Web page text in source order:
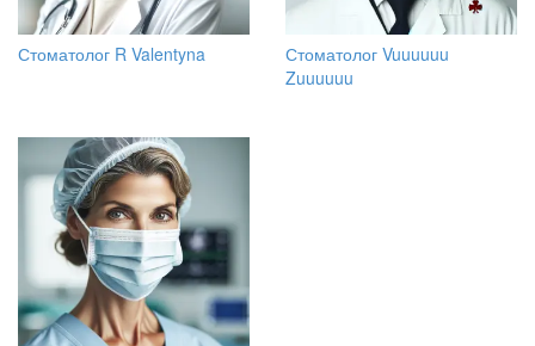
Стоматолог R Valentyna
Стоматолог Vuuuuuu
Zuuuuuu